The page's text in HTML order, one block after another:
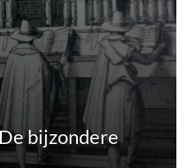
bijzondere